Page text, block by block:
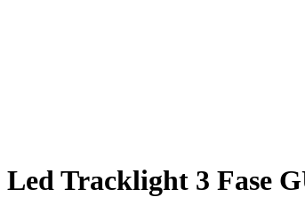
Led Tracklight 3 Fase